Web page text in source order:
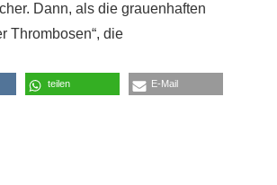
Dann, als die grauenhaften
Thrombosen“, die
teilen E-Mail